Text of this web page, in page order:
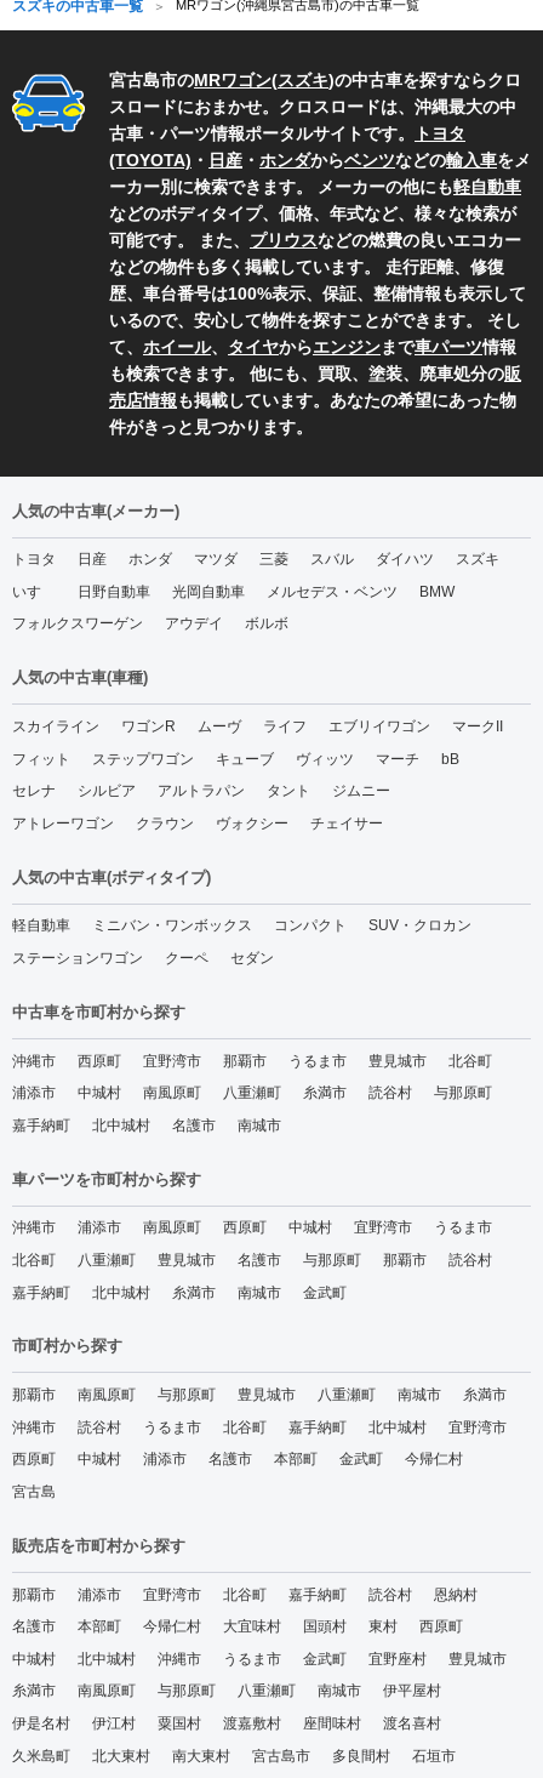
スズキの中古車一覧 MRワゴン(沖縄県宮古島市)の中古車一覧
宮古島市のMRワゴン(スズキ)の中古車を探すならクロ
スロードにおまかせ。クロスロードは、沖縄最大の中
古車・パーツ情報ポータルサイトです。
トヨタ
(TOYOTA) ・ 日産 ・ ホンダからベンツなどの輸入車をメ
ーカー別に検索できます。 メーカーの他にも軽自動車
などのボディタイプ、価格、年式など、様々な検索が
可能です。 また、 プリウスなどの燃費の良いエコカー
などの物件も多く掲載しています。 走行距離、修復
歴、車台番号は100%表示、保証、整備情報も表示して
いるので、安心して物件を探すことができます。 そし
て、 ホイール、 タイヤからエンジンまで車パーツ情報
も検索できます。 他にも、買取、塗装、廃車処分の販
売店情報も掲載しています。あなたの希望にあった物
件がきっと見つかります。
人気の中古車(メーカー)
トヨタ 日産 ホンダ マツダ 三菱 スバル ダイハツ
スズキ
いすゞ
日野自動車 光岡自動車 メルセデス・ベンツ
BMW
フォルクスワーゲン
アウデイ ボルボ
人気の中古車(車種)
スカイライン ワゴンR ムーヴ ライフ エブリイワゴン
マークII
フィット
ステップワゴン キューブ ヴィッツ マーチ
bB
セレナ
シルビア アルトラパン タント
ジムニー
アトレーワゴン
クラウン ヴォクシー チェイサー
人気の中古車(ボディタイプ)
軽自動車 ミニバン・ワンボックス コンパクト
SUV・クロカン
ステーションワゴン
クーペ セダン
中古車を市町村から探す
沖縄市 西原町 宜野湾市 那覇市 うるま市 豊見城市
北谷町
浦添市
中城村 南風原町 八重瀬町 糸満市 読谷村
与那原町
嘉手納町
北中城村 名護市 南城市
車パーツを市町村から探す
沖縄市 浦添市 南風原町 西原町 中城村 宜野湾市
うるま市
北谷町
八重瀬町 豊見城市 名護市 与那原町 那覇市
読谷村
嘉手納町
北中城村 糸満市 南城市 金武町
市町村から探す
那覇市 南風原町 与那原町 豊見城市 八重瀬町 南城市
糸満市
沖縄市
読谷村 うるま市 北谷町 嘉手納町 北中城村
宜野湾市
西原町
中城村 浦添市 名護市 本部町 金武町
今帰仁村
宮古島
販売店を市町村から探す
那覇市 浦添市 宜野湾市 北谷町 嘉手納町 読谷村
恩納村
名護市
本部町 今帰仁村 大宜味村 国頭村 東村
西原町
中城村
北中城村 沖縄市 うるま市 金武町 宜野座村
豊見城市
糸満市
南風原町 与那原町 八重瀬町 南城市
伊平屋村
伊是名村
伊江村 粟国村 渡嘉敷村 座間味村
渡名喜村
久米島町
北大東村 南大東村 宮古島市 多良間村
石垣市